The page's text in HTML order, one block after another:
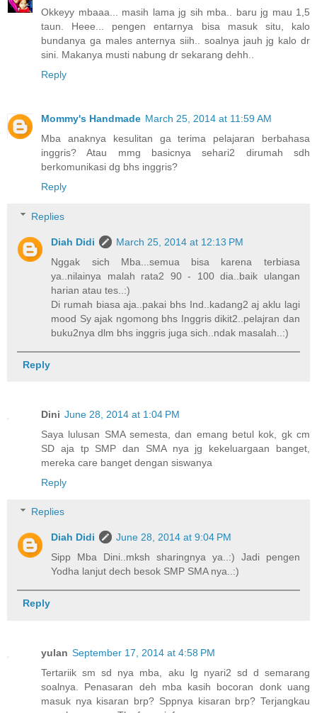
Okkeyy mbaaa... masih lama jg sih mba.. baru jg mau 1,5
taun. Heee... pengen entarnya bisa masuk situ, kalo
bundanya ga males anternya siih.. soalnya jauh jg kalo dr
sini. Makanya musti nabung dr sekarang dehh..
Reply
Mommy's Handmade March 25, 2014 at 11:59 AM
Mba anaknya kesulitan ga terima pelajaran berbahasa
inggris? Atau mmg basicnya sehari2 dirumah sdh
berkomunikasi dg bhs inggris?
Reply
Replies
Diah Didi
March 25, 2014 at 12:13 PM
Nggak sich Mba...semua bisa karena terbiasa
ya..nilainya malah rata2 90 - 100 dia..baik ulangan
harian atau tes..:)
Di rumah biasa aja..pakai bhs Ind..kadang2 aj aklu lagi
mood Sy ajak ngomong bhs Inggris dikit2..pelajran dan
buku2nya dlm bhs inggris juga sich..ndak masalah..:)
Reply
Dini June 28, 2014 at 1:04 PM
Saya lulusan SMA semesta, dan emang betul kok, gk cm
SD aja tp SMP dan SMA nya jg kekeluargaan banget,
mereka care banget dengan siswanya
Reply
Replies
Diah Didi
June 28, 2014 at 9:04 PM
Sipp Mba Dini..mksh sharingnya ya..:) Jadi pengen
Yodha lanjut dech besok SMP SMA nya..:)
Reply
yulan September 17, 2014 at 4:58 PM
Tertariik sm sd nya mba, aku lg nyari2 sd d semarang
soalnya. Penasaran deh mba kasih bocoran donk uang
masuk nya kisaran brp? Sppnya kisaran brp? Terjangkau